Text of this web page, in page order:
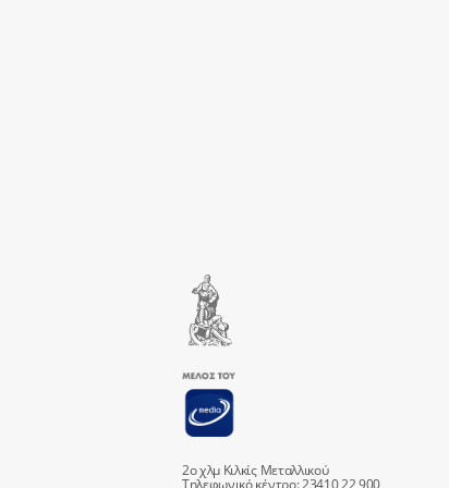
2ο χλμ Κιλκίς Μεταλλικού
Τηλεφωνικό κέντρο: 23410 22 900